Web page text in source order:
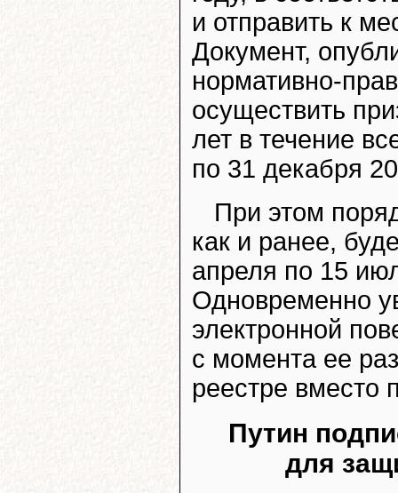
и отправить к
Документ,
нормативно-
осуществить
лет в течение
по 31 декабря
При этом
как и ранее,
апреля по 15
Одновременно
электронной
с момента ее
реестре вместо
Путин
для